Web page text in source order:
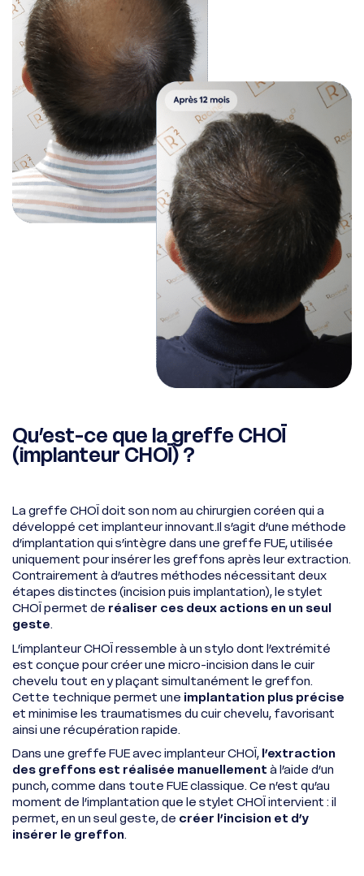
Qu’est-ce que la greffe CHOÏ
(implanteur CHOÏ) ?
La greffe CHOÏ doit son nom au chirurgien coréen qui a
développé cet implanteur innovant.Il s’agit d’une méthode
d’implantation qui s’intègre dans une greffe FUE, utilisée
uniquement pour insérer les greffons après leur extraction.
Contrairement à d’autres méthodes nécessitant deux
étapes distinctes (incision puis implantation), le stylet
CHOÏ permet de réaliser ces deux actions en un seul
geste.
L’implanteur CHOÏ ressemble à un stylo dont l’extrémité
est conçue pour créer une micro-incision dans le cuir
chevelu tout en y plaçant simultanément le greffon.
Cette technique permet une implantation plus précise
et minimise les traumatismes du cuir chevelu, favorisant
ainsi une récupération rapide.
Dans une greffe FUE avec implanteur CHOÏ, l’extraction
des greffons est réalisée manuellement à l’aide d’un
punch, comme dans toute FUE classique. Ce n’est qu’au
moment de l’implantation que le stylet CHOÏ intervient : il
permet, en un seul geste, de créer l’incision et d’y
insérer le greffon.